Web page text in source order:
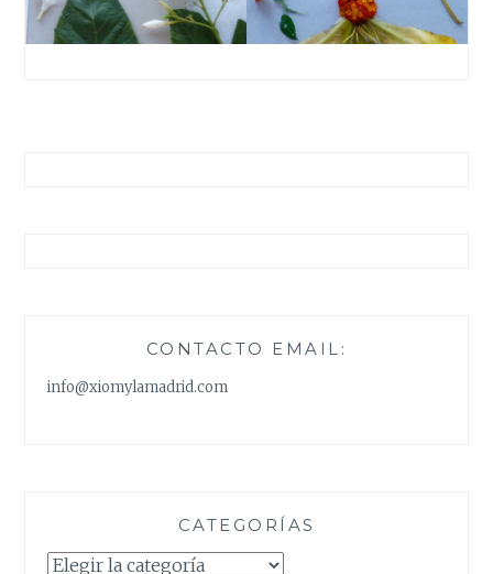
CONTACTO EMAIL:
info@xiomylamadrid.com
CATEGORÍAS
Categorías